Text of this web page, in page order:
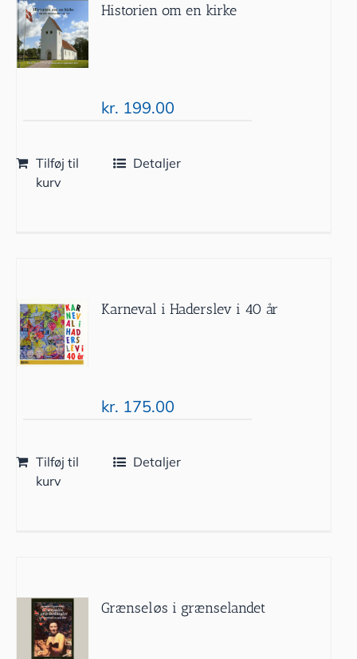
Historien om en kirke
kr. 199.00
Tilføj til
kurv
Detaljer
Karneval i Haderslev i 40 år
kr. 175.00
Tilføj til
kurv
Detaljer
Grænseløs i grænselandet